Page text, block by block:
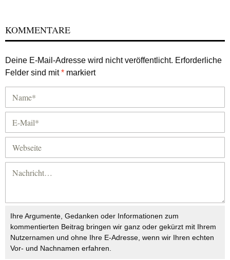
KOMMENTARE
Deine E-Mail-Adresse wird nicht veröffentlicht. Erforderliche
Felder sind mit* markiert
Ihre Argumente, Gedanken oder Informationen zum
kommentierten Beitrag bringen wir ganz oder gekürzt mit Ihrem
Nutzernamen und ohne Ihre E-Adresse, wenn wir Ihren echten
Vor- und Nachnamen erfahren.